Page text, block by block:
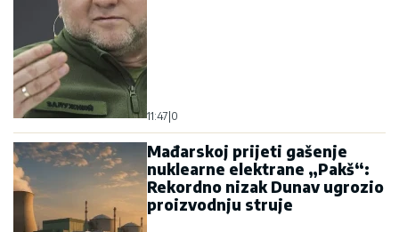
11:47|0
Mađarskoj prijeti gašenje
nuklearne elektrane „Pakš“:
Rekordno nizak Dunav ugrozio
proizvodnju struje